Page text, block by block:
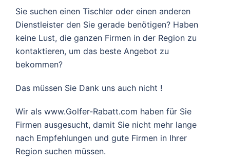
Sie suchen einen Tischler oder einen anderen
Dienstleister den Sie gerade benötigen? Haben
keine Lust, die ganzen Firmen in der Region zu
kontaktieren, um das beste Angebot zu
bekommen?
Das müssen Sie Dank uns auch nicht !
Wir als www.Golfer-Rabatt.com haben für Sie
Firmen ausgesucht, damit Sie nicht mehr lange
nach Empfehlungen und gute Firmen in Ihrer
Region suchen müssen.